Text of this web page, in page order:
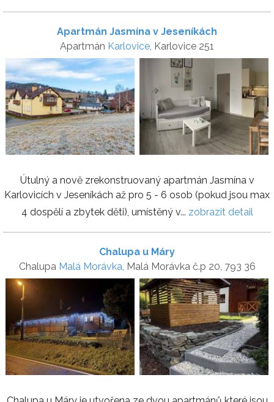
Apartmán Jasmína v Jeseníkách
Apartmán Karlovice , Karlovice 251
Útulný a nově zrekonstruovaný apartmán Jasmína v
Karlovicích v Jeseníkách až pro 5 - 6 osob (pokud jsou max
4 dospělí a zbytek děti), umístěný v... zobrazit detail
Chalupa u Máry
Chalupa Malá Morávka , Malá Morávka č.p 20, 793 36